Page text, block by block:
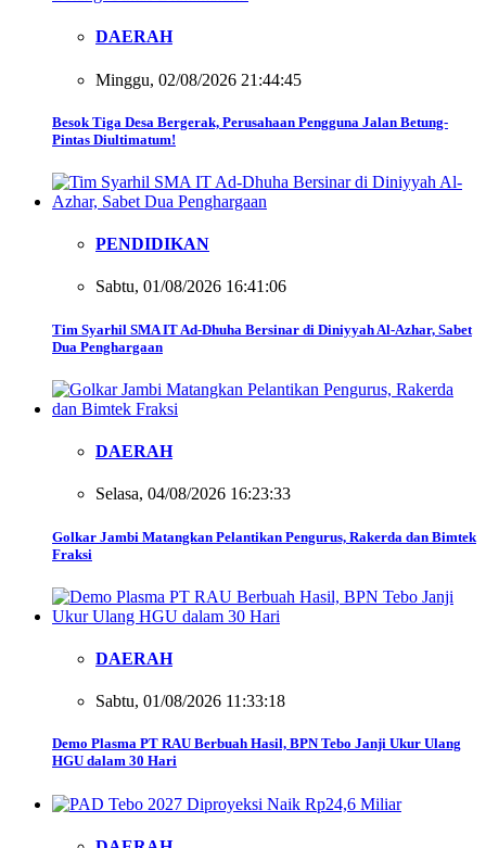
DAERAH
Minggu, 02/08/2026 21:44:45
Besok Tiga Desa Bergerak, Perusahaan Pengguna Jalan Betung-
Pintas Diultimatum!
PENDIDIKAN
Sabtu, 01/08/2026 16:41:06
Tim Syarhil SMA IT Ad-Dhuha Bersinar di Diniyyah Al-Azhar, Sabet
Dua Penghargaan
DAERAH
Selasa, 04/08/2026 16:23:33
Golkar Jambi Matangkan Pelantikan Pengurus, Rakerda dan Bimtek
Fraksi
DAERAH
Sabtu, 01/08/2026 11:33:18
Demo Plasma PT RAU Berbuah Hasil, BPN Tebo Janji Ukur Ulang
HGU dalam 30 Hari